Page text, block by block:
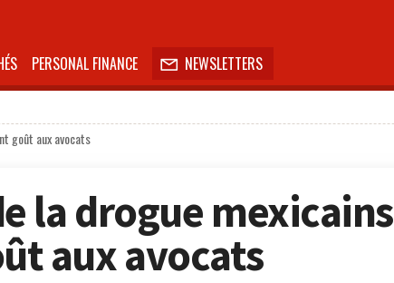
PERSONAL FINANCE  NEWSLETTERS
goût aux avocats
la drogue mexicains
aux avocats